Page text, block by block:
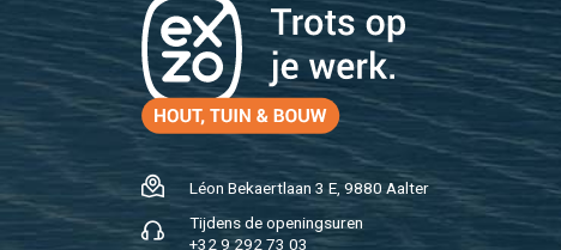
Léon Be­kaert­laan 3 E, 9880 Aal­ter
Tij­dens de ope­nings­uren
+32 9 292 73 03